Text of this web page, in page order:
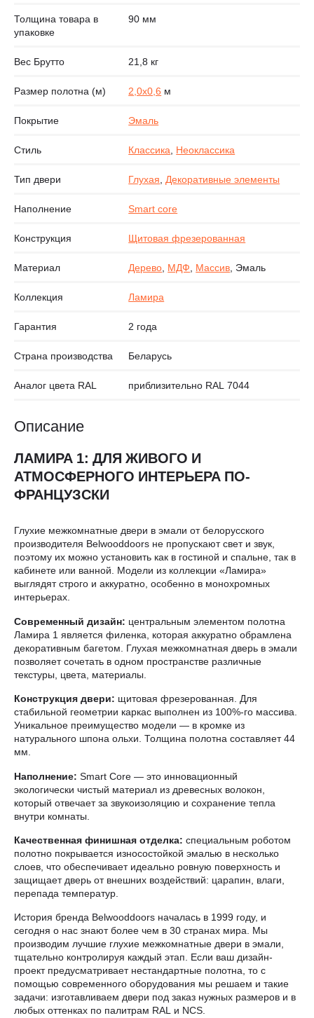
Толщина товара в
упаковке
90 мм
Вес Брутто 21,8 кг
Размер полотна (м) 2,0х0,6 м
Покрытие Эмаль
Стиль Классика, Неоклассика
Тип двери Глухая,Декоративные элементы
Наполнение Smart core
Конструкция Щитовая фрезерованная
Материал Дерево, МДФ, Массив, Эмаль
Коллекция Ламира
Гарантия 2 года
Страна производства Беларусь
Аналог цвета RAL приблизительно RAL 7044
Описание
ЛАМИРА 1: ДЛЯ ЖИВОГО И
АТМОСФЕРНОГО ИНТЕРЬЕРА ПО-
ФРАНЦУЗСКИ
Глухие межкомнатные двери в эмали от белорусского
производителя Belwooddoors не пропускают свет и звук,
поэтому их можно установить как в гостиной и спальне, так в
кабинете или ванной. Модели из коллекции «Ламира»
выглядят строго и аккуратно, особенно в монохромных
интерьерах.
Современный дизайн: центральным элементом полотна
Ламира 1 является филенка, которая аккуратно обрамлена
декоративным багетом. Глухая межкомнатная дверь в эмали
позволяет сочетать в одном пространстве различные
текстуры, цвета, материалы.
Конструкция двери: щитовая фрезерованная. Для
стабильной геометрии каркас выполнен из 100%-го массива.
Уникальное преимущество модели — в кромке из
натурального шпона ольхи. Толщина полотна составляет 44
мм.
Наполнение: Smart Core — это инновационный
экологически чистый материал из древесных волокон,
который отвечает за звукоизоляцию и сохранение тепла
внутри комнаты.
Качественная финишная отделка: специальным роботом
полотно покрывается износостойкой эмалью в несколько
слоев, что обеспечивает идеально ровную поверхность и
защищает дверь от внешних воздействий: царапин, влаги,
перепада температур.
История бренда Belwooddoors началась в 1999 году, и
сегодня о нас знают более чем в 30 странах мира. Мы
производим лучшие глухие межкомнатные двери в эмали,
тщательно контролируя каждый этап. Если ваш дизайн-
проект предусматривает нестандартные полотна, то с
помощью современного оборудования мы решаем и такие
задачи: изготавливаем двери под заказ нужных размеров и в
любых оттенках по палитрам RAL и NCS.